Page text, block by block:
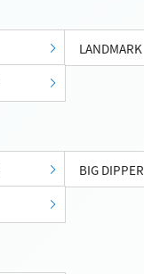
LANDMARK
BIG DIPPER